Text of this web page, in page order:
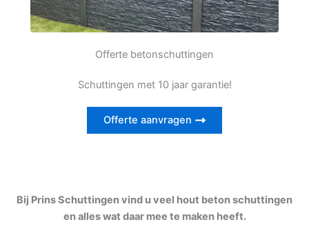
Offerte betonschuttingen
Schuttingen met 10 jaar garantie!
Offerte aanvragen
Bij Prins Schuttingen vind u veel hout beton schuttingen
en alles wat daar mee te maken heeft.